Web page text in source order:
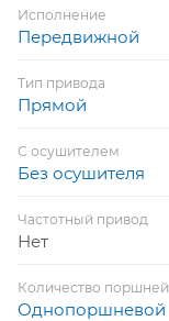
Исполнение
Передвижной
Тип привода
Прямой
С осушителем
Без осушителя
Частотный привод
Нет
Количество поршней
Однопоршневой